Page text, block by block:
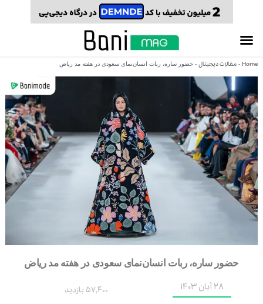
Home
- مقالات دیجیتال - حضور ساره، ربات انسان‌نمای سعودی در هفته مد ریاض
حضور ساره، ربات انسان‌نمای سعودی در هفته مد ریاض
28 آبان 1403 57,400 بازدید